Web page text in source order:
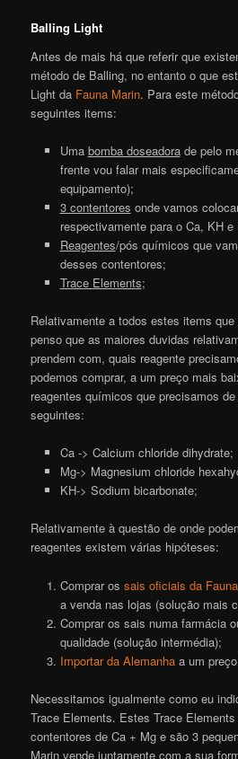
Balling Light
Antes de mais há que referir que
método de Balling, no entanto o que
Light da Fauna Marin. Para este
seguintes items:
Uma bomba doseadorade pelo
frente vou falar mais
equipamento);
3 contentores onde vamos
respectivamente para o Ca, KH e
Reagentes/pós químicos que
desses contentores;
Trace Elements;
Relativamente a todos estes items
penso que as maiores duvidas
prendem com, quais reagente
podemos comprar, a um preço mais
reagentes químicos que precisamos
seguintes:
Ca -> Calcium chloride dihydrate;
Mg-> Magnesium chloride
KH-> Sodium bicarbonate;
Relativamente à questão de onde
reagentes existem várias hipóteses:
Comprar os sais oficiais da
a venda nas lojas (solução mais
Comprar os sais numa farmácia
qualidade (solução intermédia);
Importar da Alemanhaa um
Necessitamos igualmente como eu
Trace Elements. Estes Trace
contentores de Ca + Mg e são 3
Marin vende juntamente com a sua